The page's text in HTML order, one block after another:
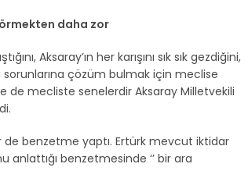
daha zor
Aksaray’ın her karışını sık sık gezdiğini,
sorunlarına çözüm bulmak için meclise
de mecliste senelerdir Aksaray Milletvekili
de benzetme yaptı. Ertürk mevcut iktidar
benzetmesinde ‘’ bir ara